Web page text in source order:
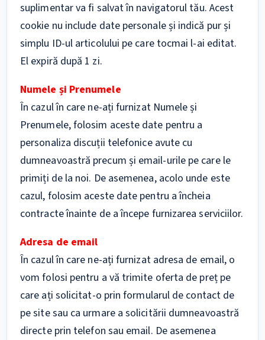
suplimentar va fi salvat în navigatorul tău. Acest
cookie nu include date personale și indică pur și
simplu ID-ul articolului pe care tocmai l-ai editat.
El expiră după 1 zi.
Numele și Prenumele
În cazul în care ne-ați furnizat Numele și
Prenumele, folosim aceste date pentru a
personaliza discuții telefonice avute cu
dumneavoastră precum și email-urile pe care le
primiți de la noi. De asemenea, acolo unde este
cazul, folosim aceste date pentru a încheia
contracte înainte de a începe furnizarea serviciilor.
Adresa de email
În cazul în care ne-ați furnizat adresa de email, o
vom folosi pentru a vă trimite oferta de preț pe
care ați solicitat-o prin formularul de contact de
pe site sau ca urmare a solicitării dumneavoastră
directe prin telefon sau email. De asemenea